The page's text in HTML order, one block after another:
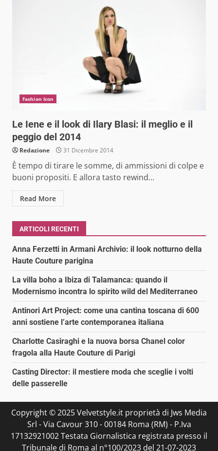
Fashion Icon
Le Iene e il look di Ilary Blasi: il meglio e il
peggio del 2014
Redazione 31 Dicembre 2014
È tempo di tirare le somme, di ammissioni di colpe e
buoni propositi. E allora tasto rewind...
Read More
ARTICOLI RECENTI
Anna Ferzetti in Armani Archivio: il look notturno della
Haute Couture parigina
La villa boho a Ibiza di Talamanca: quando il
Modernismo incontra lo spirito wild del Mediterraneo
Antinori Art Project: come una cantina toscana di 600
anni sostiene l’arte contemporanea italiana
Charlotte Casiraghi e la nuova borsa Chanel color
fragola alla Haute Couture di Parigi
Casting Director: il mestiere moda che sceglie i volti
delle passerelle
Copyright © 2025 Velvetstyle.it proprietà di Jws Media
Srl - Via Cavour 310 - 00184 Roma (RM) - P.Iva
17132921002 Testata Giornalistica registrata presso il
Tribunale di Roma al n°100/2023 del 21-07-2023